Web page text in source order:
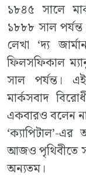
১৮৪৫ সালে
১৮৮৮ সাল
লেখা ‘দ্য
ফিলসফিকাল
সাল পর্যন্ত।
মার্কসবাদ
একবারও বলেন
‘ক্যাপিটাল’-
আজও পৃথিবীতে
অন্যতম।